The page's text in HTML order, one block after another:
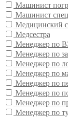
Машинист
Машинист
Медицинский
Медсестра
Менеджер по
Менеджер по
Менеджер по
Менеджер по
Менеджер по
Менеджер по
Менеджер по
Менеджер по